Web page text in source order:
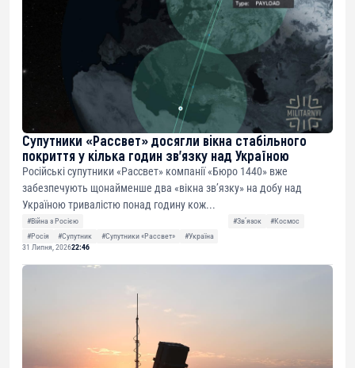
Супутники «Рассвет» досягли вікна стабільного
покриття у кілька годин зв’язку над Україною
Російські супутники «Рассвет» компанії «Бюро 1440» вже
забезпечують щонайменше два «вікна зв’язку» на добу над
Україною тривалістю понад годину кож...
#Війна з Росією #Звʼязок
#Космос
#Росія
#Супутник #Супутники «Рассвет»
#Україна
31 Липня, 202622:46